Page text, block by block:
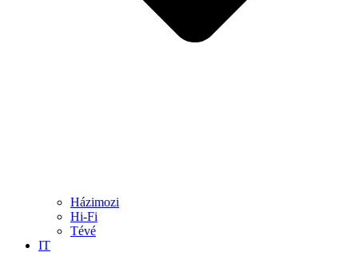
Házimozi
Hi-Fi
Tévé
IT